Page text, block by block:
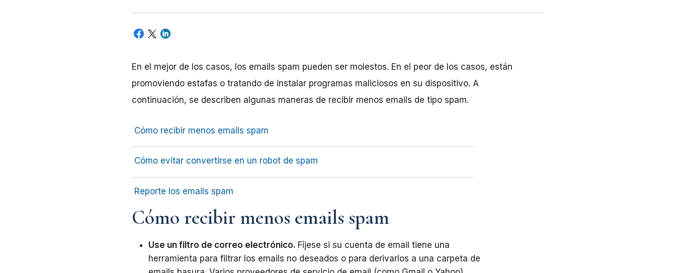
En el mejor de los casos, los emails spam pueden ser molestos. En el peor de los casos, están
promoviendo estafas o tratando de instalar programas maliciosos en su dispositivo. A
continuación, se describen algunas maneras de recibir menos emails de tipo spam.
Cómo recibir menos emails spam
Cómo evitar convertirse en un robot de spam
Reporte los emails spam
Cómo recibir menos emails spam
Use un filtro de correo electrónico. Fíjese si su cuenta de email tiene una
herramienta para filtrar los emails no deseados o para derivarlos a una carpeta de